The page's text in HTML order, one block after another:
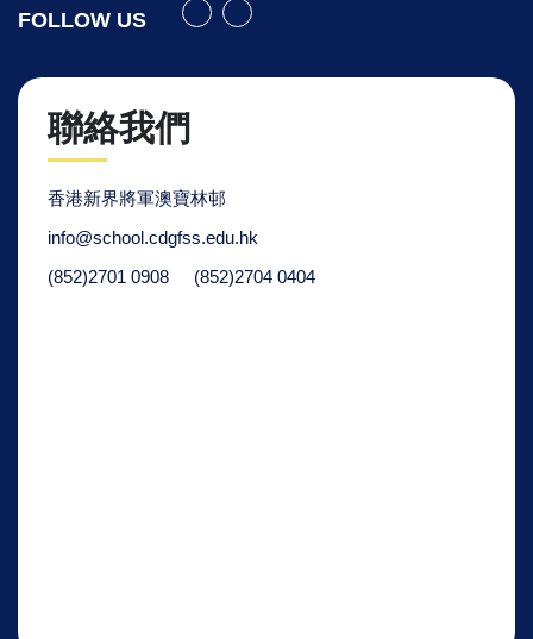
FOLLOW US
聯絡我們
香港新界將軍澳寶林邨
info@school.cdgfss.edu.hk
(852)2701 0908
(852)2704 0404